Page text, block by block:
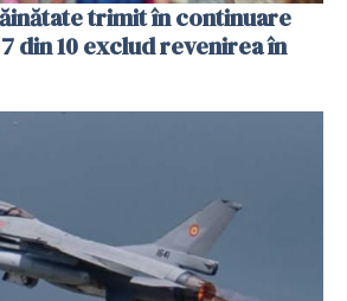
trimit în continuare
din 10 exclud revenirea în